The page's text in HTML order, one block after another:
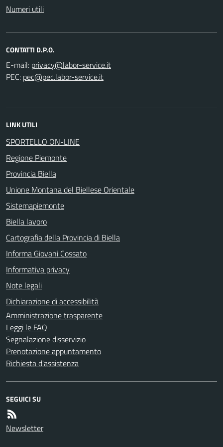
Numeri utili
CONTATTI D.P.O.
E-mail:
PEC:
LINK UTILI
SPORTELLO ON-LINE
Regione Piemonte
Provincia Biella
Unione Montana del Biellese Orientale
Sistemapiemonte
Biella lavoro
Cartografia della Provincia di Biella
Informa Giovani Cossato
Informativa privacy
Note legali
Dichiarazione di accessibilità
Amministrazione trasparente
Leggi le FAQ
Segnalazione disservizio
Prenotazione appuntamento
Richiesta d'assistenza
SEGUICI SU
Newsletter